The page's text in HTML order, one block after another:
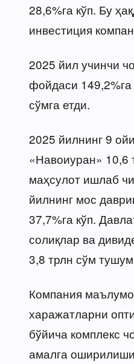
28,6%га кўп. Бу
инвестиция
2025 йил учинчи
фойдаси
сўмга етди.
2025 йилнинг 9
«Навоиуран» 10,6
маҳсулот ишлаб
йилнинг мос
37,7%га кўп.
солиқлар ва
3,8 трлн сўм
Компания
харажатларни
бўйича комплекс
амалга